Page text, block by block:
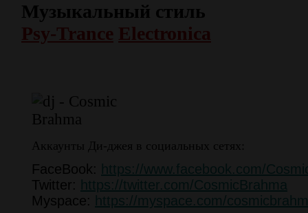
Музыкальный стиль
Psy-Trance Electronica
Аккаунты Ди-джея в социальных сетях:
FaceBook:
https://www.facebook.com/
Twitter:
https://twitter.com/CosmicBrahma
Myspace:
https://myspace.com/